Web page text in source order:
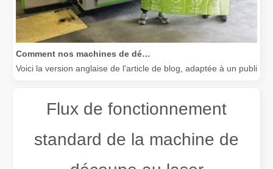
Voici la version anglaise de l'article de blog, adaptée à un public
Flux de fonctionnement
standard de la machine de